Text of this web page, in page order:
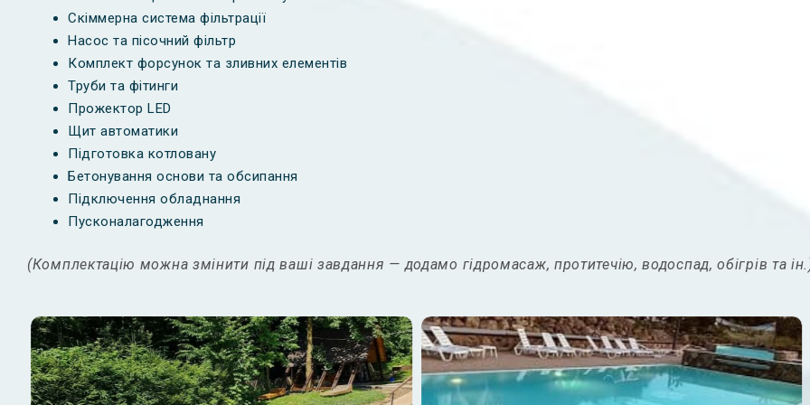
Скіммерна система фільтрації
Насос та пісочний фільтр
Комплект форсунок та зливних елементів
Труби та фітинги
Прожектор LED
Щит автоматики
Підготовка котловану
Бетонування основи та обсипання
Підключення обладнання
Пусконалагодження
(Комплектацію можна змінити під ваші завдання — додамо гідромасаж, протитечію, водоспад, обігрів та